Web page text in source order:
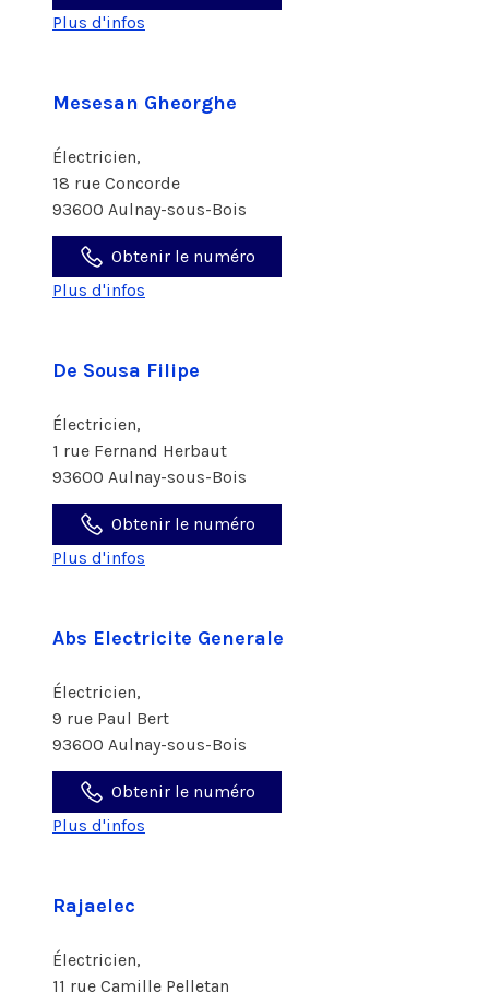
Plus d'infos
Mesesan Gheorghe
Électricien,
18 rue Concorde
93600 Aulnay-sous-Bois
Obtenir le numéro
Plus d'infos
De Sousa Filipe
Électricien,
1 rue Fernand Herbaut
93600 Aulnay-sous-Bois
Obtenir le numéro
Plus d'infos
Abs Electricite Generale
Électricien,
9 rue Paul Bert
93600 Aulnay-sous-Bois
Obtenir le numéro
Plus d'infos
Rajaelec
Électricien,
11 rue Camille Pelletan